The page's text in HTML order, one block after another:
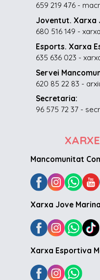
659 219 476 -
Joventut. Xarxa
680 516 149 -
Esports. Xarxa
635 636 023 -
Servei
620 85 22 83 -
Secretaria:
96 575 72 37 -
Mancomunitat
Xarxa Jove
Xarxa Esportiva